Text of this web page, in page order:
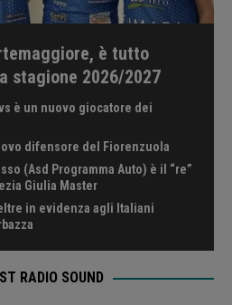
è tutto
stagione 2026/2027
è un nuovo giocatore dei
difensore del Fiorenzuola
(Asd Programma Auto) è il “re”
Giulia Master
in evidenza agli Italiani
RADIO SOUND